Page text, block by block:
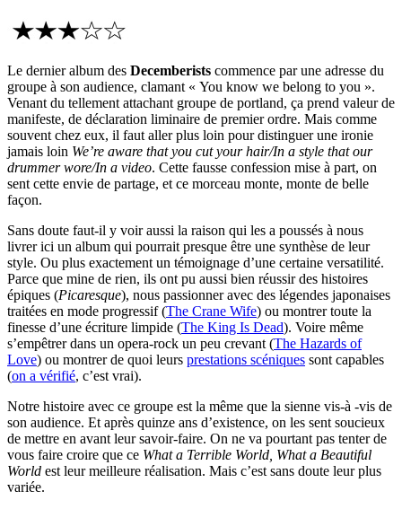
Le dernier album des Decemberists commence par une adresse du
groupe à son audience, clamant « You know we belong to you ».
Venant du tellement attachant groupe de portland, ça prend valeur de
manifeste, de déclaration liminaire de premier ordre. Mais comme
souvent chez eux, il faut aller plus loin pour distinguer une ironie
jamais loin We’re aware that you cut your hair/In a style that our
drummer wore/In a video. Cette fausse confession mise à part, on
sent cette envie de partage, et ce morceau monte, monte de belle
façon.
Sans doute faut-il y voir aussi la raison qui les a poussés à nous
livrer ici un album qui pourrait presque être une synthèse de leur
style. Ou plus exactement un témoignage d’une certaine versatilité.
Parce que mine de rien, ils ont pu aussi bien réussir des histoires
épiques (Picaresque), nous passionner avec des légendes japonaises
traitées en mode progressif (The Crane Wife) ou montrer toute la
finesse d’une écriture limpide (The King Is Dead). Voire même
s’empêtrer dans un opera-rock un peu crevant (The Hazards of
Love) ou montrer de quoi leurs prestations scéniques sont capables
(on a vérifié, c’est vrai).
Notre histoire avec ce groupe est la même que la sienne vis-à -vis de
son audience. Et après quinze ans d’existence, on les sent soucieux
de mettre en avant leur savoir-faire. On ne va pourtant pas tenter de
vous faire croire que ce What a Terrible World, What a Beautiful
World est leur meilleure réalisation. Mais c’est sans doute leur plus
variée.